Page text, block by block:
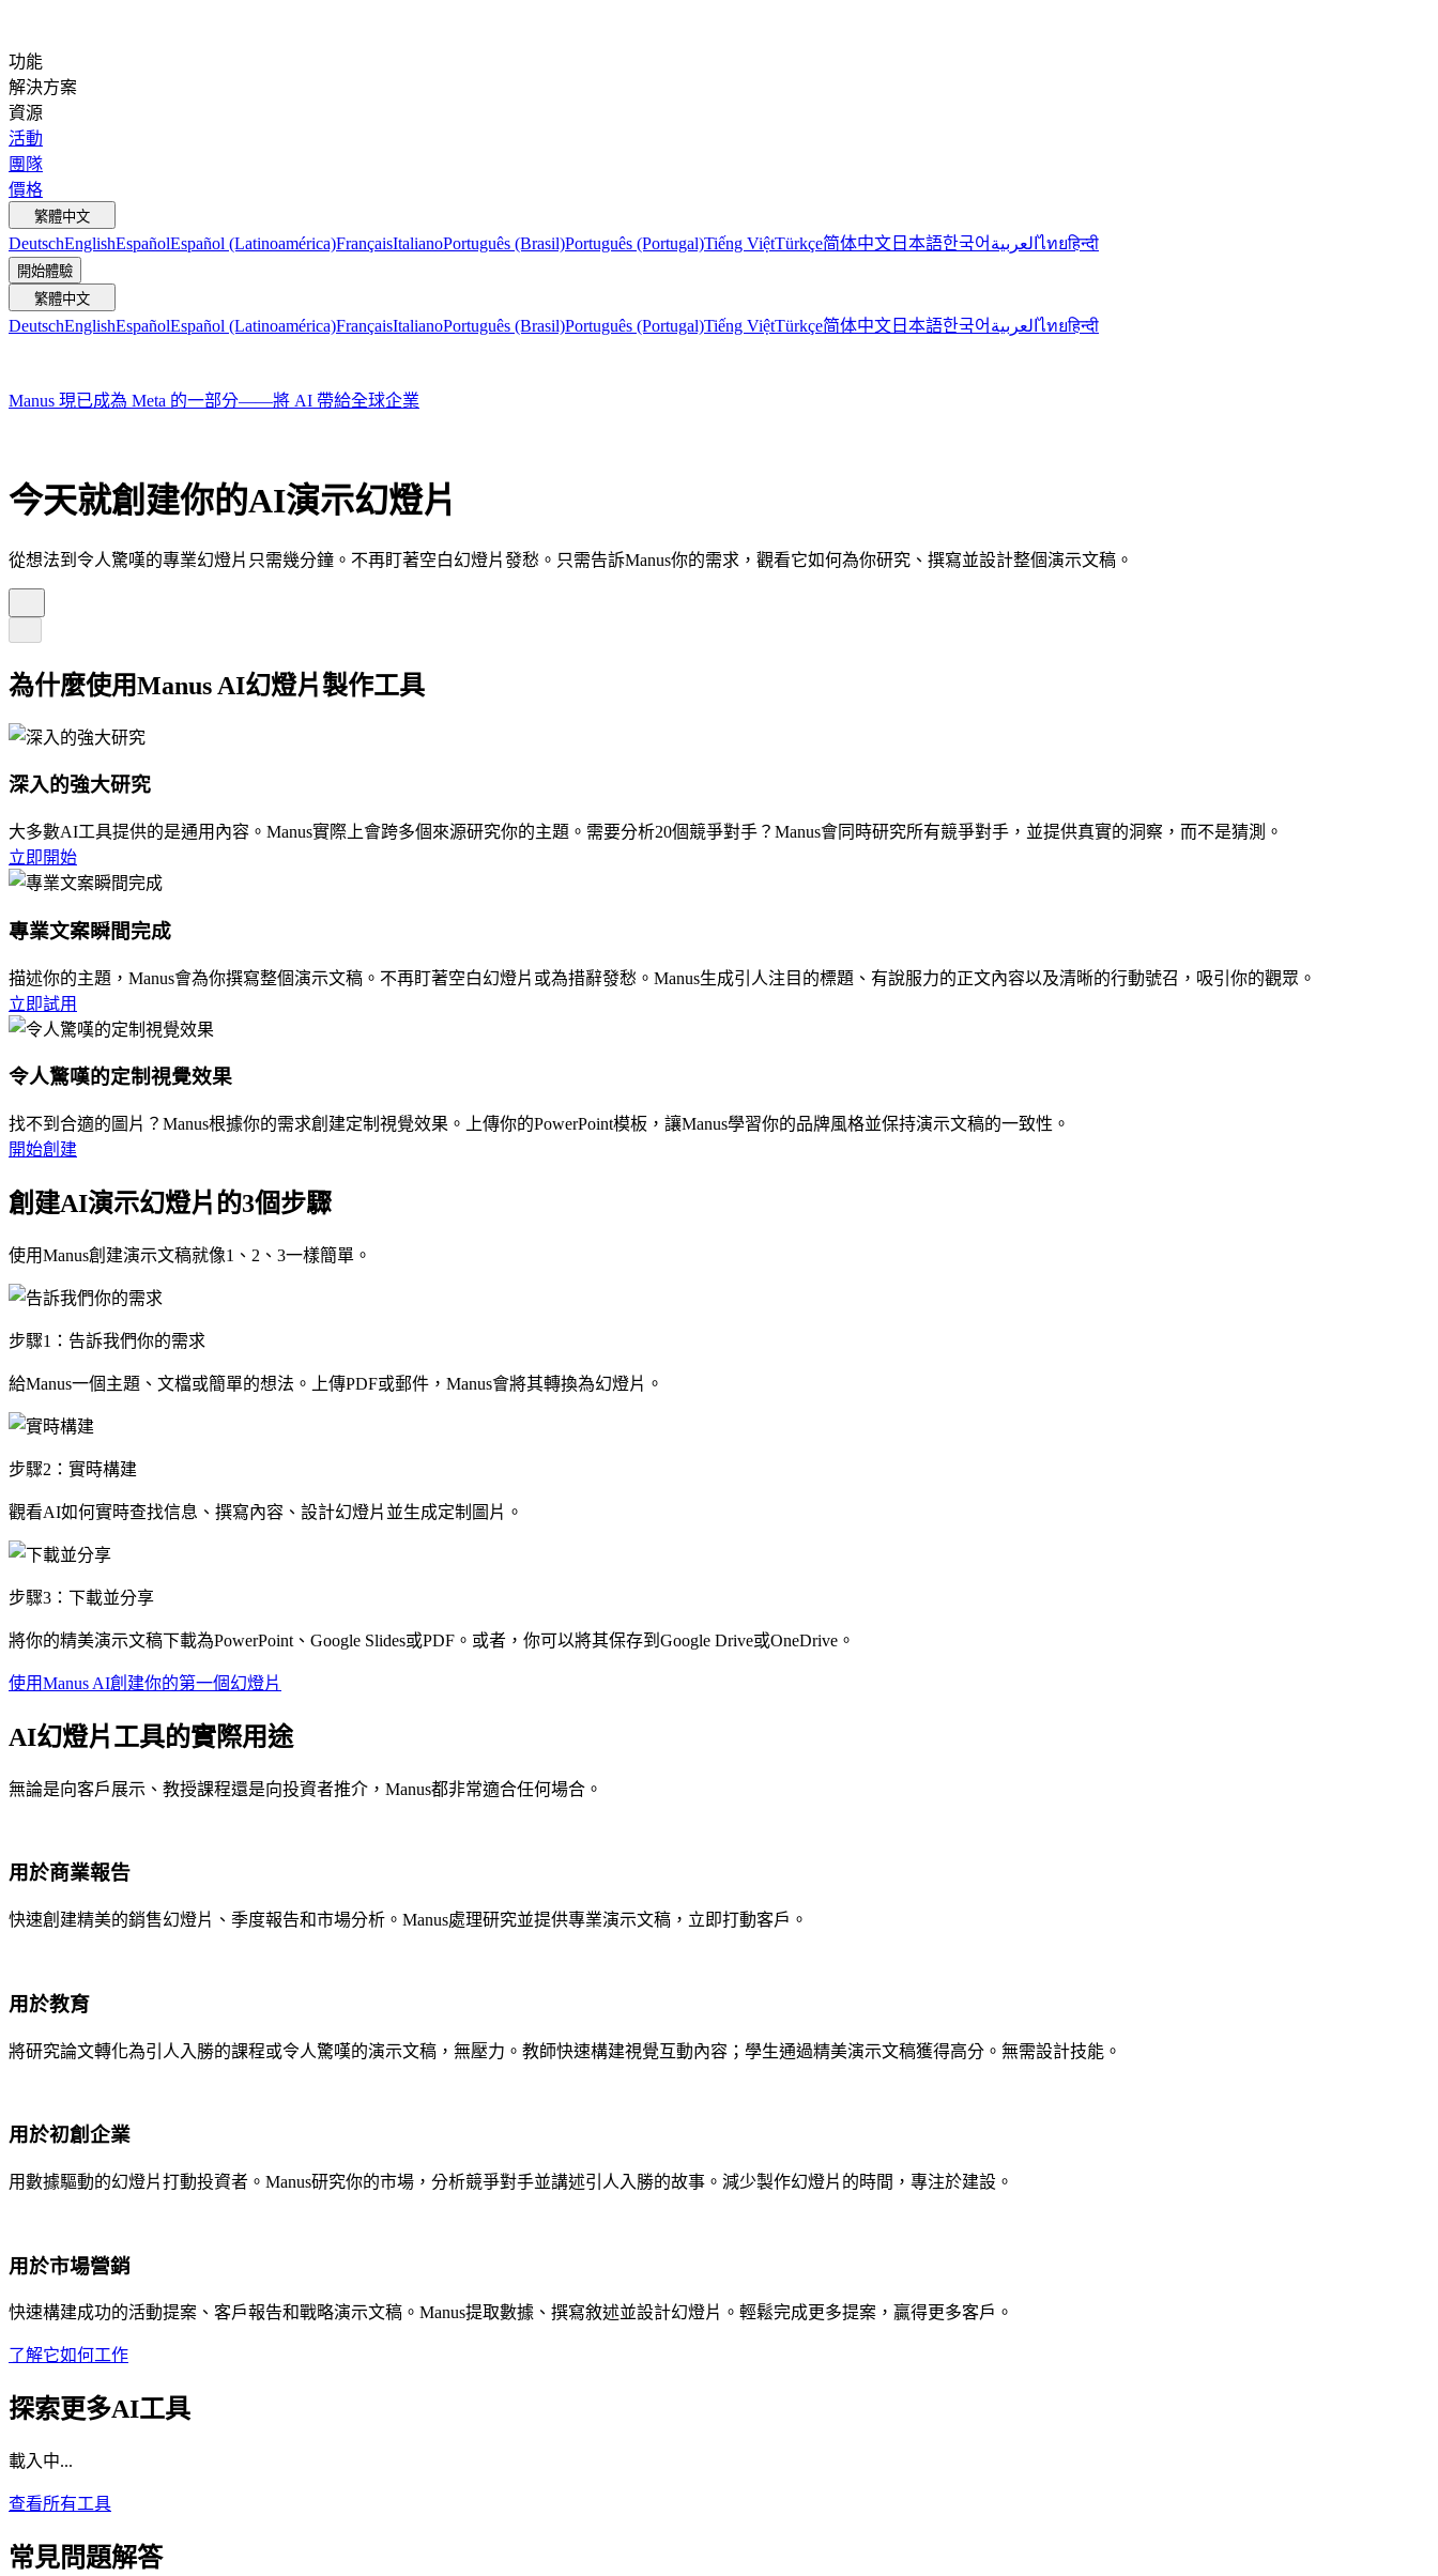
功能
解決方案
資源
活動
團隊
價格
繁體中文
DeutschEnglishEspañolEspañol (Latinoamérica)FrançaisItalianoPortuguês (Brasil)Português (Portugal)Tiếng ViệtTürkçe简体中文 日本語한국어 العربيةไทยहिन्दी
開始體驗
繁體中文
DeutschEnglishEspañolEspañol (Latinoamérica)FrançaisItalianoPortuguês (Brasil)Português (Portugal)Tiếng ViệtTürkçe简体中文 日本語한국어 العربيةไทยहिन्दी
Manus 現已成為 Meta 的一部分——將 AI 帶給全球企業
今天就創建你的AI演示幻燈片
從想法到令人驚嘆的專業幻燈片只需幾分鐘。不再盯著空白幻燈片發愁。只需告訴Manus你的需求，觀看它如何為你研究、撰寫並設計整個演示文稿。
為什麼使用Manus AI幻燈片製作工具
深入的強大研究
大多數AI工具提供的是通用內容。Manus實際上會跨多個來源研究你的主題。需要分析20個競爭對手？Manus會同時研究所有競爭對手，並提供真實的洞察，而不是猜測。
立即開始
專業文案瞬間完成
描述你的主題，Manus會為你撰寫整個演示文稿。不再盯著空白幻燈片或為措辭發愁。Manus生成引人注目的標題、有說服力的正文內容以及清晰的行動號召，吸引你的觀眾。
立即試用
令人驚嘆的定制視覺效果
找不到合適的圖片？Manus根據你的需求創建定制視覺效果。上傳你的PowerPoint模板，讓Manus學習你的品牌風格並保持演示文稿的一致性。
開始創建
創建AI演示幻燈片的3個步驟
使用Manus創建演示文稿就像1、2、3一樣簡單。
步驟1：告訴我們你的需求
給Manus一個主題、文檔或簡單的想法。上傳PDF或郵件，Manus會將其轉換為幻燈片。
步驟2：實時構建
觀看AI如何實時查找信息、撰寫內容、設計幻燈片並生成定制圖片。
步驟3：下載並分享
將你的精美演示文稿下載為PowerPoint、Google Slides或PDF。或者，你可以將其保存到Google Drive或OneDrive。
使用Manus AI創建你的第一個幻燈片
AI幻燈片工具的實際用途
無論是向客戶展示、教授課程還是向投資者推介，Manus都非常適合任何場合。
用於商業報告
快速創建精美的銷售幻燈片、季度報告和市場分析。Manus處理研究並提供專業演示文稿，立即打動客戶。
用於教育
將研究論文轉化為引人入勝的課程或令人驚嘆的演示文稿，無壓力。教師快速構建視覺互動內容；學生通過精美演示文稿獲得高分。無需設計技能。
用於初創企業
用數據驅動的幻燈片打動投資者。Manus研究你的市場，分析競爭對手並講述引人入勝的故事。減少製作幻燈片的時間，專注於建設。
用於市場營銷
快速構建成功的活動提案、客戶報告和戰略演示文稿。Manus提取數據、撰寫敘述並設計幻燈片。輕鬆完成更多提案，贏得更多客戶。
了解它如何工作
探索更多AI工具
載入中...
查看所有工具
常見問題解答